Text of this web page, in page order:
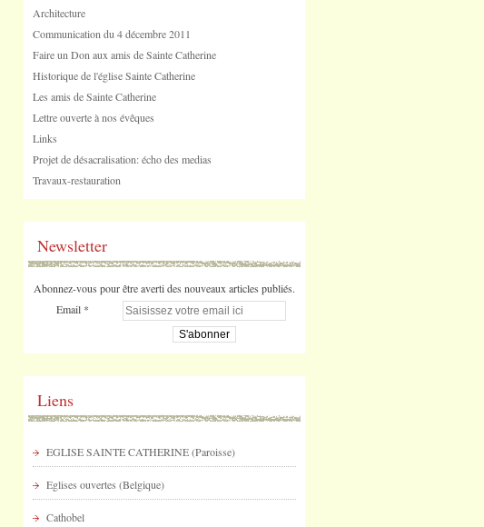
Architecture
Communication du 4 décembre 2011
Faire un Don aux amis de Sainte Catherine
Historique de l'église Sainte Catherine
Les amis de Sainte Catherine
Lettre ouverte à nos évêques
Links
Projet de désacralisation: écho des medias
Travaux-restauration
Newsletter
Abonnez-vous pour être averti des nouveaux articles publiés.
Email
Liens
EGLISE SAINTE CATHERINE (Paroisse)
Eglises ouvertes (Belgique)
Cathobel